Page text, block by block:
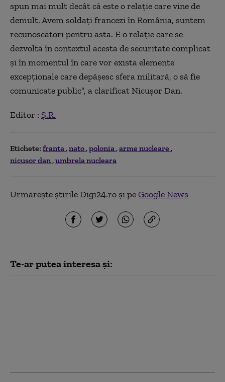
spun mai mult decât că este o relație care vine de
demult. Avem soldați francezi în România, suntem
recunoscători pentru asta. E o relație care se
dezvoltă în contextul acesta de securitate complicat
și în momentul în care vor exista elemente
excepționale care depășesc sfera militară, o să fie
comunicate public”, a clarificat Nicușor Dan.
Editor : Ș.R.
Etichete: franta nato polonia arme nucleare
nicusor dan umbrela nucleara
Urmărește știrile Digi24.ro și peGoogle News
Te-ar putea interesa și: